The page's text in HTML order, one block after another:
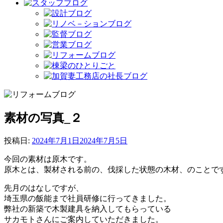
素材の写真_２
投稿日: 2024年7月1日 2024年7月5日
今回の素材は原木です。
原木とは、製材される前の、伐採した状態の木材、のことで
先月のはなしですが、
埼玉県の飯能まで社員研修に行ってきました。
弊社の新築で木製建具を納入してもらっている
サカモトさんにご案内していただきました。